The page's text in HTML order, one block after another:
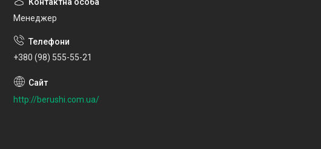
Менеджер
+380 (98) 555-55-21
http://berushi.com.ua/